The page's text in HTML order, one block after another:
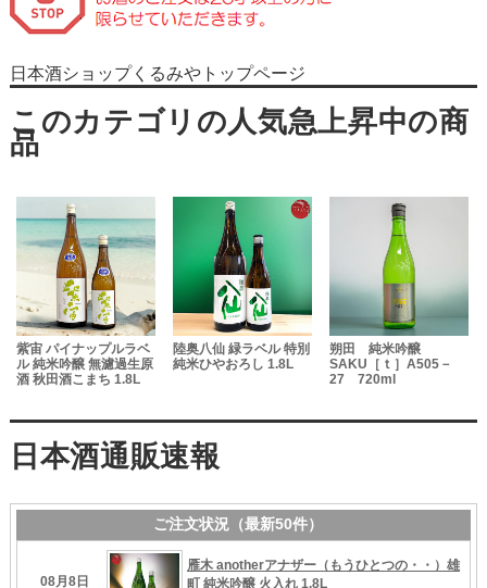
日本酒ショップくるみやトップページ
ップルラベ
無濾過生原
まち 1.8L
陸奥八仙 緑ラベル 特別
純米ひやおろし 1.8L
朔田 純米吟醸
SAKU［ｔ］A505－
岩手誉 南部
本醸造 生貯